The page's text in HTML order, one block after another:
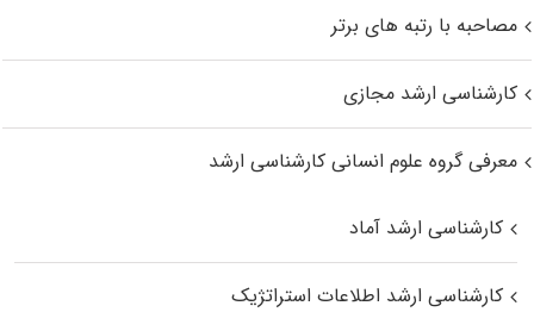
مصاحبه با رتبه های برتر
کارشناسی ارشد مجازی
معرفی گروه علوم انسانی کارشناسی ارشد
کارشناسی ارشد آماد
کارشناسی ارشد اطلاعات استراتژیک